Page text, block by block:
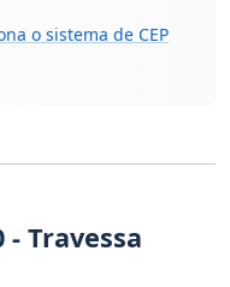
o sistema de CEP
- Travessa